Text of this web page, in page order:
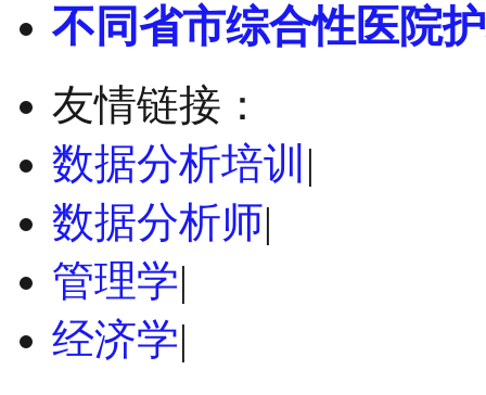
不同省市综合性医院
友情链接：
数据分析培训 |
数据分析师|
管理学|
经济学|